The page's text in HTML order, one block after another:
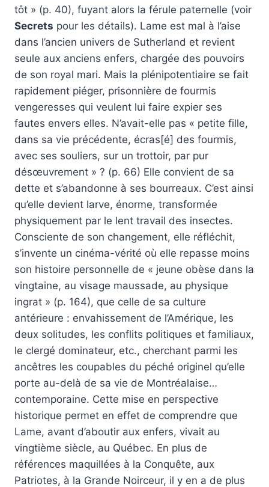
tôt » (p. 40), fuyant alors la férule paternelle (voir
Secrets pour les détails). Lame est mal à l’aise
dans l’ancien univers de Sutherland et revient
seule aux anciens enfers, chargée des pouvoirs
de son royal mari. Mais la plénipotentiaire se fait
rapidement piéger, prisonnière de fourmis
vengeresses qui veulent lui faire expier ses
fautes envers elles. N’avait-elle pas « petite fille,
dans sa vie précédente, écras[é] des fourmis,
avec ses souliers, sur un trottoir, par pur
désœuvrement » ? (p. 66) Elle convient de sa
dette et s’abandonne à ses bourreaux. C’est ainsi
qu’elle devient larve, énorme, transformée
physiquement par le lent travail des insectes.
Consciente de son changement, elle réfléchit,
s’invente un cinéma-vérité où elle repasse moins
son histoire personnelle de « jeune obèse dans la
vingtaine, au visage maussade, au physique
ingrat » (p. 164), que celle de sa culture
antérieure : envahissement de l’Amérique, les
deux solitudes, les conflits politiques et familiaux,
le clergé dominateur, etc., cherchant parmi les
ancêtres les coupables du péché originel qu’elle
porte au-delà de sa vie de Montréalaise…
contemporaine. Cette mise en perspective
historique permet en effet de comprendre que
Lame, avant d’aboutir aux enfers, vivait au
vingtième siècle, au Québec. En plus de
références maquillées à la Conquête, aux
Patriotes, à la Grande Noirceur, il y en a de plus